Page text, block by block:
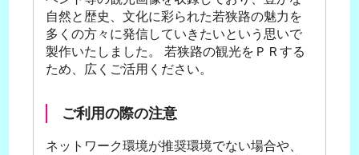
自然と歴史、文化に彩られた若狭路の魅力を
多くの方々に発信していきたいという思いで
製作いたしました。 若狭路の観光をＰＲする
ため、広くご活用ください。
ご利用の際の注意
ネットワーク環境が推奨環境でない場合や、